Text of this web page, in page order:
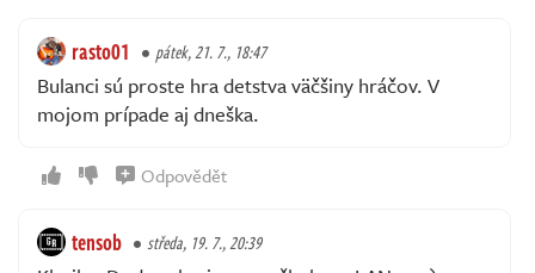
rasto01 pátek, 21. 7., 18:47
Bulanci sú proste hra detstva väčšiny hráčov. V
mojom prípade aj dneška.
Odpovědět
tensob středa, 19. 7., 20:39